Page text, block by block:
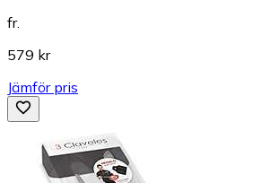
fr.
579 kr
Jämför pris